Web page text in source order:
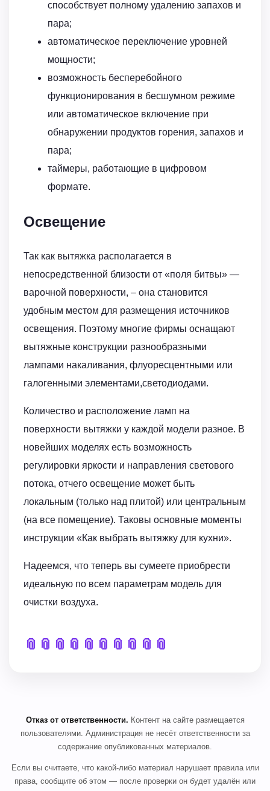
способствует полному удалению запахов и
пара;
автоматическое переключение уровней
мощности;
возможность бесперебойного
функционирования в бесшумном режиме
или автоматическое включение при
обнаружении продуктов горения, запахов и
пара;
таймеры, работающие в цифровом
формате.
Освещение
Так как вытяжка располагается в
непосредственной близости от «поля битвы» —
варочной поверхности, – она становится
удобным местом для размещения источников
освещения. Поэтому многие фирмы оснащают
вытяжные конструкции разнообразными
лампами накаливания, флуоресцентными или
галогенными элементами,светодиодами.
Количество и расположение ламп на
поверхности вытяжки у каждой модели разное. В
новейших моделях есть возможность
регулировки яркости и направления светового
потока, отчего освещение может быть
локальным (только над плитой) или центральным
(на все помещение). Таковы основные моменты
инструкции «Как выбрать вытяжку для кухни».
Надеемся, что теперь вы сумеете приобрести
идеальную по всем параметрам модель для
очистки воздуха.
📎 📎 📎 📎 📎 📎 📎 📎 📎 📎
Отказ от ответственности. Контент на сайте размещается
пользователями. Администрация не несёт ответственности за
содержание опубликованных материалов.
Если вы считаете, что какой-либо материал нарушает правила или
права, сообщите об этом — после проверки он будет удалён или